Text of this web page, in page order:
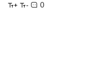
+ - 0